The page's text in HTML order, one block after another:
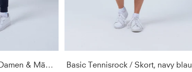
Tennis Jogginghose Damen & Mädchen, navy blau Basic Tennisrock / Skort, navy blau